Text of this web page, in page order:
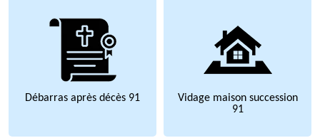
Débarras après décès 91
Vidage maison succession
91